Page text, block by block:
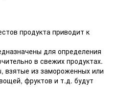
продукта приводит к
для определения
в свежих продуктах.
взятые из замороженных или
фруктов и т.д. будут